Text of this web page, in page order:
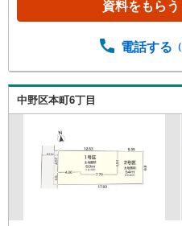
資料をもらう
電話する
中野区本町6丁目